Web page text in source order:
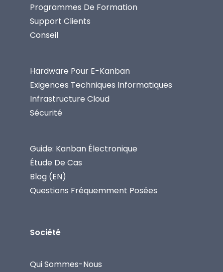
Programmes De Formation
Support Clients
Conseil
Hardware Pour E-Kanban
Exigences Techniques Informatiques
Infrastructure Cloud
Sécurité
Guide: Kanban Électronique
Étude De Cas
Blog (EN)
Questions Fréquemment Posées
Société
Qui Sommes-Nous